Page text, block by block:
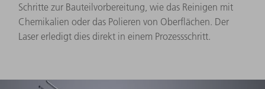
Schritte zur Bauteilvorbereitung, wie das Reinigen mit
Chemikalien oder das Polieren von Oberflächen. Der
Laser erledigt dies direkt in einem Prozessschritt.